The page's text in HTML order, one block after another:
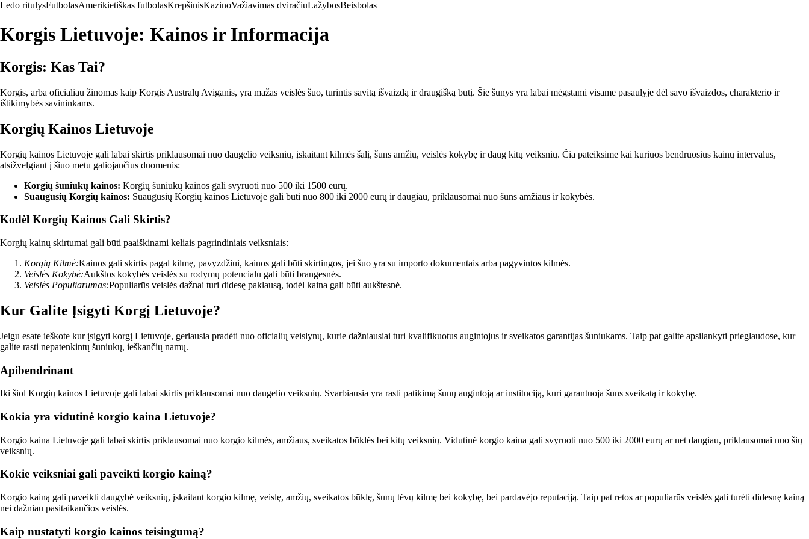
Ledo ritulysFutbolasAmerikietiškas futbolasKrepšinisKazinoVažiavimas dviračiuLažybosBeisbolas
Korgis Lietuvoje: Kainos ir Informacija
Korgis: Kas Tai?
Korgis, arba oficialiau žinomas kaip Korgis Australų Aviganis, yra mažas veislės šuo, turintis savitą išvaizdą ir draugišką būtį. Šie šunys yra labai mėgstami visame pasaulyje dėl savo išvaizdos, charakterio ir
ištikimybės savininkams.
Korgių Kainos Lietuvoje
Korgių kainos Lietuvoje gali labai skirtis priklausomai nuo daugelio veiksnių, įskaitant kilmės šalį, šuns amžių, veislės kokybę ir daug kitų veiksnių. Čia pateiksime kai kuriuos bendruosius kainų intervalus,
atsižvelgiant į šiuo metu galiojančius duomenis:
Korgių šuniukų kainos: Korgių šuniukų kainos gali svyruoti nuo 500 iki 1500 eurų.
Suaugusių Korgių kainos: Suaugusių Korgių kainos Lietuvoje gali būti nuo 800 iki 2000 eurų ir daugiau, priklausomai nuo šuns amžiaus ir kokybės.
Kodėl Korgių Kainos Gali Skirtis?
Korgių kainų skirtumai gali būti paaiškinami keliais pagrindiniais veiksniais:
Korgių Kilmė:Kainos gali skirtis pagal kilmę, pavyzdžiui, kainos gali būti skirtingos, jei šuo yra su importo dokumentais arba pagyvintos kilmės.
Veislės Kokybė:Aukštos kokybės veislės su rodymų potencialu gali būti brangesnės.
Veislės Populiarumas:Populiarūs veislės dažnai turi didesę paklausą, todėl kaina gali būti aukštesnė.
Kur Galite Įsigyti Korgį Lietuvoje?
Jeigu esate ieškote kur įsigyti korgį Lietuvoje, geriausia pradėti nuo oficialių veislynų, kurie dažniausiai turi kvalifikuotus augintojus ir sveikatos garantijas šuniukams. Taip pat galite apsilankyti prieglaudose, kur
galite rasti nepatenkintų šuniukų, ieškančių namų.
Apibendrinant
Iki šiol Korgių kainos Lietuvoje gali labai skirtis priklausomai nuo daugelio veiksnių. Svarbiausia yra rasti patikimą šunų augintoją ar instituciją, kuri garantuoja šuns sveikatą ir kokybę.
Kokia yra vidutinė korgio kaina Lietuvoje?
Korgio kaina Lietuvoje gali labai skirtis priklausomai nuo korgio kilmės, amžiaus, sveikatos būklės bei kitų veiksnių. Vidutinė korgio kaina gali svyruoti nuo 500 iki 2000 eurų ar net daugiau, priklausomai nuo šių
veiksnių.
Kokie veiksniai gali paveikti korgio kainą?
Korgio kainą gali paveikti daugybė veiksnių, įskaitant korgio kilmę, veislę, amžių, sveikatos būklę, šunų tėvų kilmę bei kokybę, bei pardavėjo reputaciją. Taip pat retos ar populiarūs veislės gali turėti didesnę kainą
nei dažniau pasitaikančios veislės.
Kaip nustatyti korgio kainos teisingumą?